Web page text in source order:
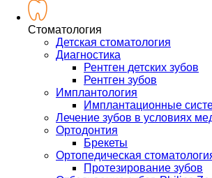
Стоматология
Детская стоматология
Диагностика
Рентген детских зубов
Рентген зубов
Имплантология
Имплантационные
Лечение зубов в условиях
Ортодонтия
Брекеты
Ортопедическая
Протезирование зубов